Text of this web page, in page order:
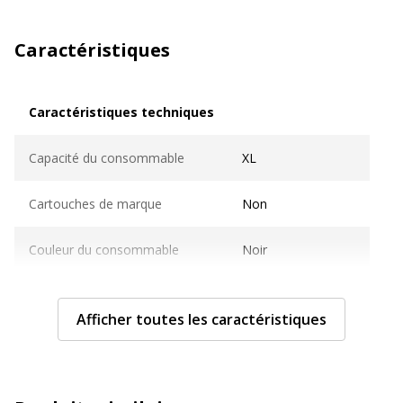
Caractéristiques
Caractéristiques techniques
Capacité du consommable XL
Cartouches de marque Non
Couleur du consommable Noir
Couverture du cycle d'utilisation ISO/IEC 19752
Nombre de pages imprimables 60000 pages
Afficher toutes les caractéristiques